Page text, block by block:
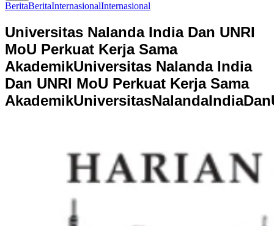
BeritaBeritaInternasionalInternasional
Universitas Nalanda India Dan UNRI
MoU Perkuat Kerja Sama
AkademikUniversitas Nalanda India
Dan UNRI MoU Perkuat Kerja Sama
AkademikUniversitasNalandaIndiaDan